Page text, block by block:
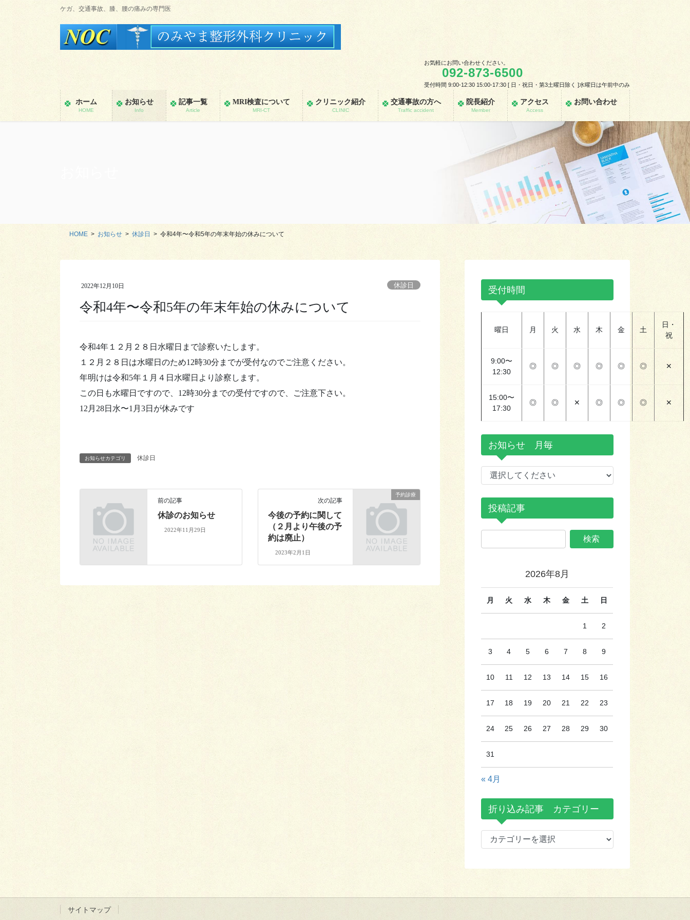
ケガ、交通事故、膝、腰の痛みの専門医
お気軽にお問い合わせください。
092-873-6500
受付時間 9:00-12:30 15:00-17:30 [ 日・祝日・第3土曜日除く ]水曜日は午前中のみ
ホーム
HOME
お知らせ
Info
記事一覧
Article
MRI検査について
MRI-CT
クリニック紹介
CLINIC
交通事故の方へ
Traffic accident
院長紹介
Member
アクセス
Access
お問い合わせ
HOME お知らせ 休診日 令和4年〜令和5年の年末年始の休みについて
2022年12月10日 休診日
令和4年〜令和5年の年末年始の休みについて
令和4年１２月２８日水曜日まで診察いたします。
１２月２８日は水曜日のため12時30分までが受付なのでご注意ください。
年明けは令和5年１月４日水曜日より診察します。
この日も水曜日ですので、12時30分までの受付ですので、ご注意下さい。
12月28日水〜1月3日が休みです
お知らせカテゴリ 休診日
前の記事
休診のお知らせ
2022年11月29日
予約診療
次の記事
今後の予約に関して
（２月より午後の予
約は廃止）
2023年2月1日
受付時間
曜日 月 火 水 木 金 土
日・
祝
9:00〜
12:30
◎ ◎ ◎ ◎ ◎ ◎ ✕
15:00〜
17:30
◎ ◎ ✕ ◎ ◎ ◎ ✕
お知らせ 月毎
投稿記事
2026年8月
月 火 水 木 金 土 日
1 2
3 4 5 6 7 8 9
10 11 12 13 14 15 16
17 18 19 20 21 22 23
24 25 26 27 28 29 30
31
« 4月
折り込み記事 カテゴリー
り
事
サイトマップ